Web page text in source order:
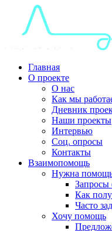
Главная
О проекте
О нас
Как мы
Дневник
Наши проекты
Интервью
Соц. опросы
Контакты
Взаимопомощь
Нужна
Как
Часто
Хочу помощь